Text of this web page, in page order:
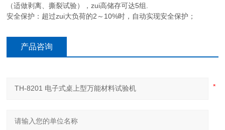
（适做剥离、撕裂试验），zui高储存可达5组.
安全保护：超过zui大负荷的2～10%时，自动实现安全保护；
产品咨询